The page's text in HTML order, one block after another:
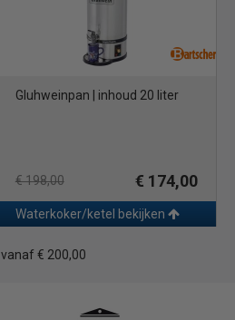
Gluhweinpan | inhoud 20 liter
€ 198,00 € 174,00
Waterkoker/ketel bekijken
vanaf € 200,00